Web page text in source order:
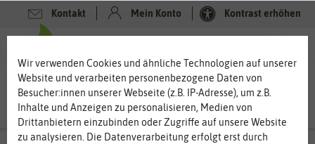
Kontakt Mein Konto Kontrast erhöhen
Wir verwenden Cookies und ähnliche Technologien auf unserer
Website und verarbeiten personenbezogene Daten von
Besucher:innen unserer Webseite (z.B. IP-Adresse), um z.B.
Inhalte und Anzeigen zu personalisieren, Medien von
Drittanbietern einzubinden oder Zugriffe auf unsere Website
zu analysieren. Die Datenverarbeitung erfolgt erst durch